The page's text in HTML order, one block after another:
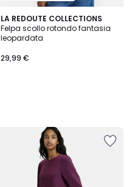
LA REDOUTE COLLECTIONS
Felpa scollo rotondo fantasia
leopardata
29,99 €